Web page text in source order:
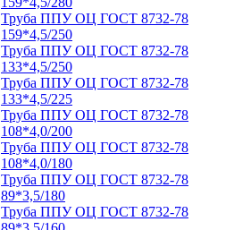
Труба ППУ ОЦ ГОСТ 8732-78
159*4,5/250
Труба ППУ ОЦ ГОСТ 8732-78
133*4,5/250
Труба ППУ ОЦ ГОСТ 8732-78
133*4,5/225
Труба ППУ ОЦ ГОСТ 8732-78
108*4,0/200
Труба ППУ ОЦ ГОСТ 8732-78
108*4,0/180
Труба ППУ ОЦ ГОСТ 8732-78
89*3,5/180
Труба ППУ ОЦ ГОСТ 8732-78